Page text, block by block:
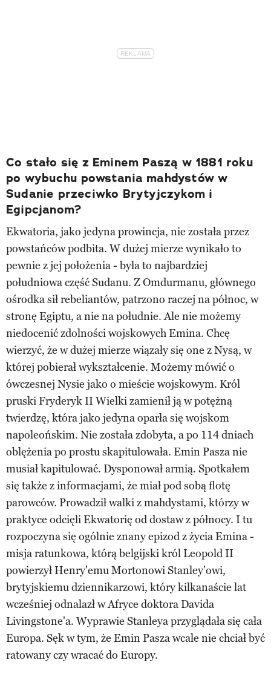
Co stało się z Eminem Paszą w 1881 roku
po wybuchu powstania mahdystów w
Sudanie przeciwko Brytyjczykom i
Egipcjanom?
Ekwatoria, jako jedyna prowincja, nie została przez
powstańców podbita. W dużej mierze wynikało to
pewnie z jej położenia - była to najbardziej
południowa część Sudanu. Z Omdurmanu, głównego
ośrodka sił rebeliantów, patrzono raczej na północ, w
stronę Egiptu, a nie na południe. Ale nie możemy
niedocenić zdolności wojskowych Emina. Chcę
wierzyć, że w dużej mierze wiązały się one z Nysą, w
której pobierał wykształcenie. Możemy mówić o
ówczesnej Nysie jako o mieście wojskowym. Król
pruski Fryderyk II Wielki zamienił ją w potężną
twierdzę, która jako jedyna oparła się wojskom
napoleońskim. Nie została zdobyta, a po 114 dniach
oblężenia po prostu skapitulowała. Emin Pasza nie
musiał kapitulować. Dysponował armią. Spotkałem
się także z informacjami, że miał pod sobą flotę
parowców. Prowadził walki z mahdystami, którzy w
praktyce odcięli Ekwatorię od dostaw z północy. I tu
rozpoczyna się ogólnie znany epizod z życia Emina -
misja ratunkowa, którą belgijski król Leopold II
powierzył Henry'emu Mortonowi Stanley'owi,
brytyjskiemu dziennikarzowi, który kilkanaście lat
wcześniej odnalazł w Afryce doktora Davida
Livingstone'a. Wyprawie Stanleya przyglądała się cała
Europa. Sęk w tym, że Emin Pasza wcale nie chciał być
ratowany czy wracać do Europy.